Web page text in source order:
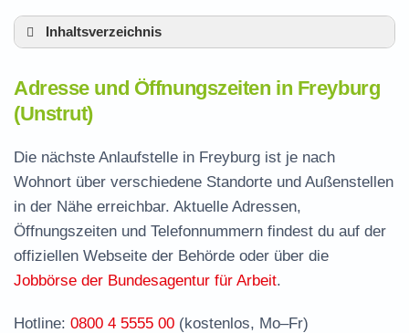
Inhaltsverzeichnis
Leistungen der Arbeitsvermittlung in Freyburg
Termin vereinbaren und Bürgergeld beantragen
Jobcenter Burgenlandkreis – zuständige Stelle
Häufige Fragen rund ums Jobcenter
Adresse und Öffnungszeiten in Freyburg
(Unstrut)
Die nächste Anlaufstelle in Freyburg ist je nach
Wohnort über verschiedene Standorte und Außenstellen
in der Nähe erreichbar. Aktuelle Adressen,
Öffnungszeiten und Telefonnummern findest du auf der
offiziellen Webseite der Behörde oder über die
Jobbörse der Bundesagentur für Arbeit.
Hotline: 0800 4 5555 00 (kostenlos, Mo–Fr)